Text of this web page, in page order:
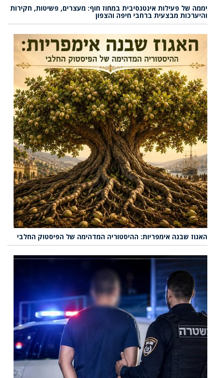
יממה של פעילות אינטנסיבית במחוז חוף: מעצרים, פשיטות, חקירות
והיערכות מבצעית ברחבי חיפה והצפון
האגוז שבנה אימפריות: ההיסטוריה המדהימה של הפיסטוק החלבי